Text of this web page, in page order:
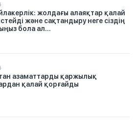
жолдағы алаяқтар қалай
және сақтандыру неге сіздің
бола ал...
азаматтарды қаржылық
қалай қорғайды